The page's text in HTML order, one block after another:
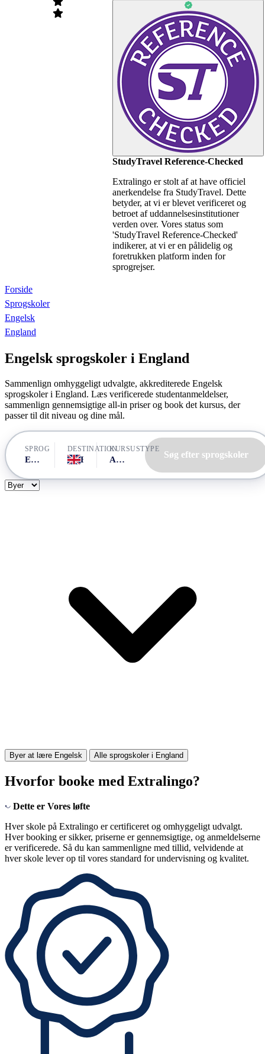
StudyTravel Reference-Checked
Extralingo er stolt af at have officiel
anerkendelse fra StudyTravel. Dette
betyder, at vi er blevet verificeret og
betroet af uddannelsesinstitutioner
verden over. Vores status som
'StudyTravel Reference-Checked'
indikerer, at vi er en pålidelig og
foretrukken platform inden for
sprogrejser.
Forside
Sprogskoler
Engelsk
England
Engelsk sprogskoler i England
Sammenlign omhyggeligt udvalgte, akkrediterede Engelsk
sprogskoler i England. Læs verificerede studentanmeldelser,
sammenlign gennemsigtige all-in priser og book det kursus, der
passer til dit niveau og dine mål.
SPROG
Engelsk
DESTINATIONKURSUSTYPE
Alle kurser Søg efter sprogskoler
Byer at lære Engelsk Alle sprogskoler i England
Hvorfor booke med Extralingo?
Dette er Vores løfte
Hver skole på Extralingo er certificeret og omhyggeligt udvalgt.
Hver booking er sikker, priserne er gennemsigtige, og anmeldelserne
er verificerede. Så du kan sammenligne med tillid, velvidende at
hver skole lever op til vores standard for undervisning og kvalitet.